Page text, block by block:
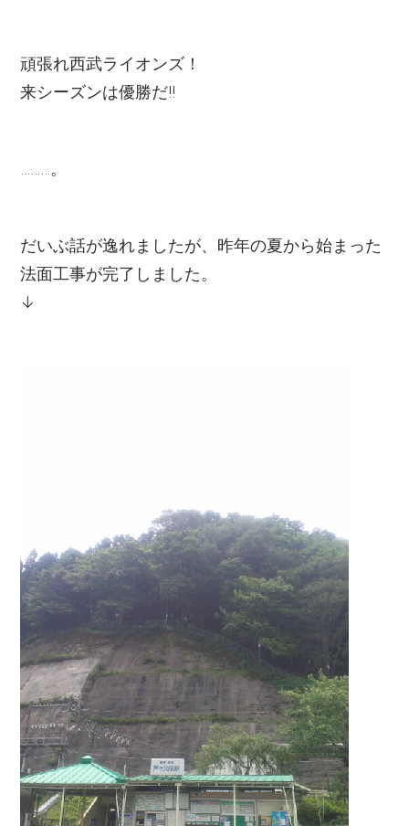
頑張れ西武ライオンズ！
来シーズンは優勝だ!!
………。
だいぶ話が逸れましたが、昨年の夏から始まった
法面工事が完了しました。
↓